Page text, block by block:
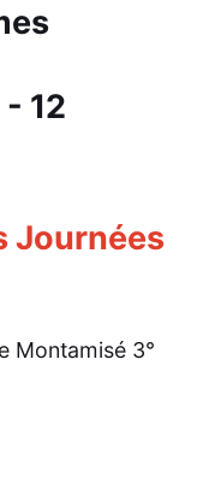
12
Journées
Montamisé 3°